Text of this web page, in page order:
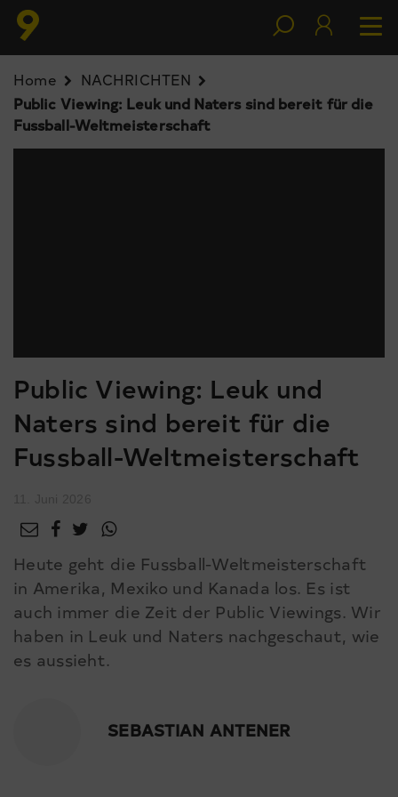
Home
NACHRICHTEN
Public Viewing: Leuk und Naters sind bereit für die
Fussball-Weltmeisterschaft
Public Viewing: Leuk und
Naters sind bereit für die
Fussball-Weltmeisterschaft
Heute geht die Fussball-Weltmeisterschaft
in Amerika, Mexiko und Kanada los. Es ist
auch immer die Zeit der Public Viewings. Wir
haben in Leuk und Naters nachgeschaut, wie
es aussieht.
SEBASTIAN ANTENER